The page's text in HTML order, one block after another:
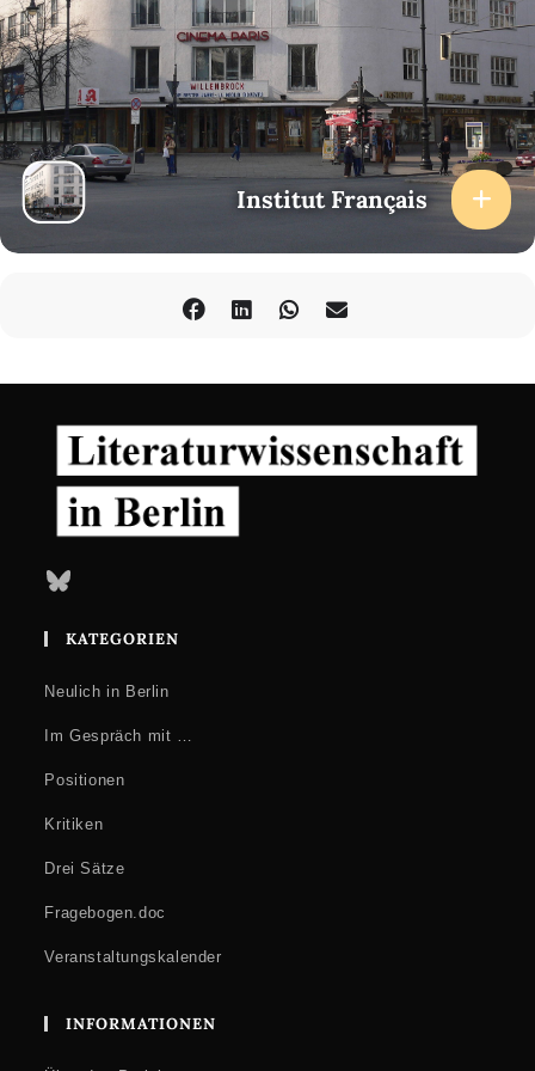
Institut Français
Bluesky
KATEGORIEN
Neulich in Berlin
Im Gespräch mit …
Positionen
Kritiken
Drei Sätze
Fragebogen.doc
Veranstaltungskalender
INFORMATIONEN